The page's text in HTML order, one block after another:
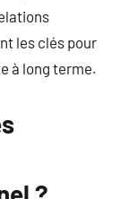
les clés pour
à long terme.